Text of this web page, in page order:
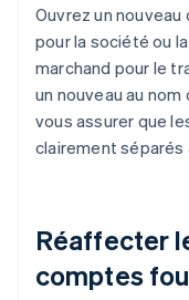
Ouvrez un
pour la société ou
marchand pour le
un nouveau au
vous assurer que
clairement séparés
Réaffecter
comptes